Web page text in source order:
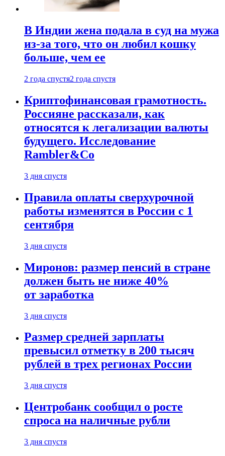
В Индии жена подала в суд на мужа
из-за того, что он любил кошку
больше, чем ее
2 года спустя2 года спустя
Криптофинансовая грамотность.
Россияне рассказали, как
относятся к легализации валюты
будущего. Исследование
Rambler&Co
3 дня спустя
Правила оплаты сверхурочной
работы изменятся в России с 1
сентября
3 дня спустя
Миронов: размер пенсий в стране
должен быть не ниже 40%
от заработка
3 дня спустя
Размер средней зарплаты
превысил отметку в 200 тысяч
рублей в трех регионах России
3 дня спустя
Центробанк сообщил о росте
спроса на наличные рубли
3 дня спустя